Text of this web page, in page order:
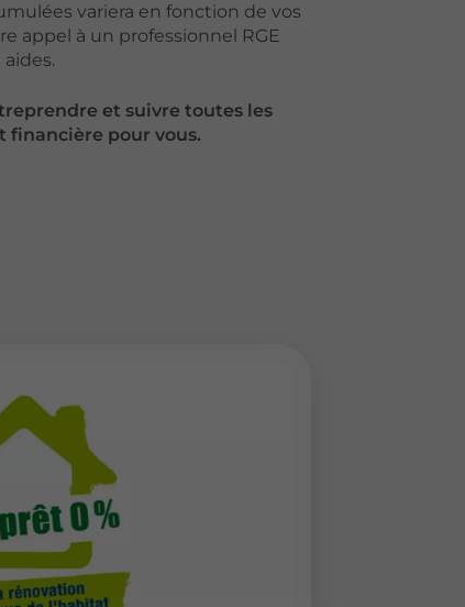
variera en fonction de vos
appel à un professionnel RGE
et suivre toutes les
financière pour vous.